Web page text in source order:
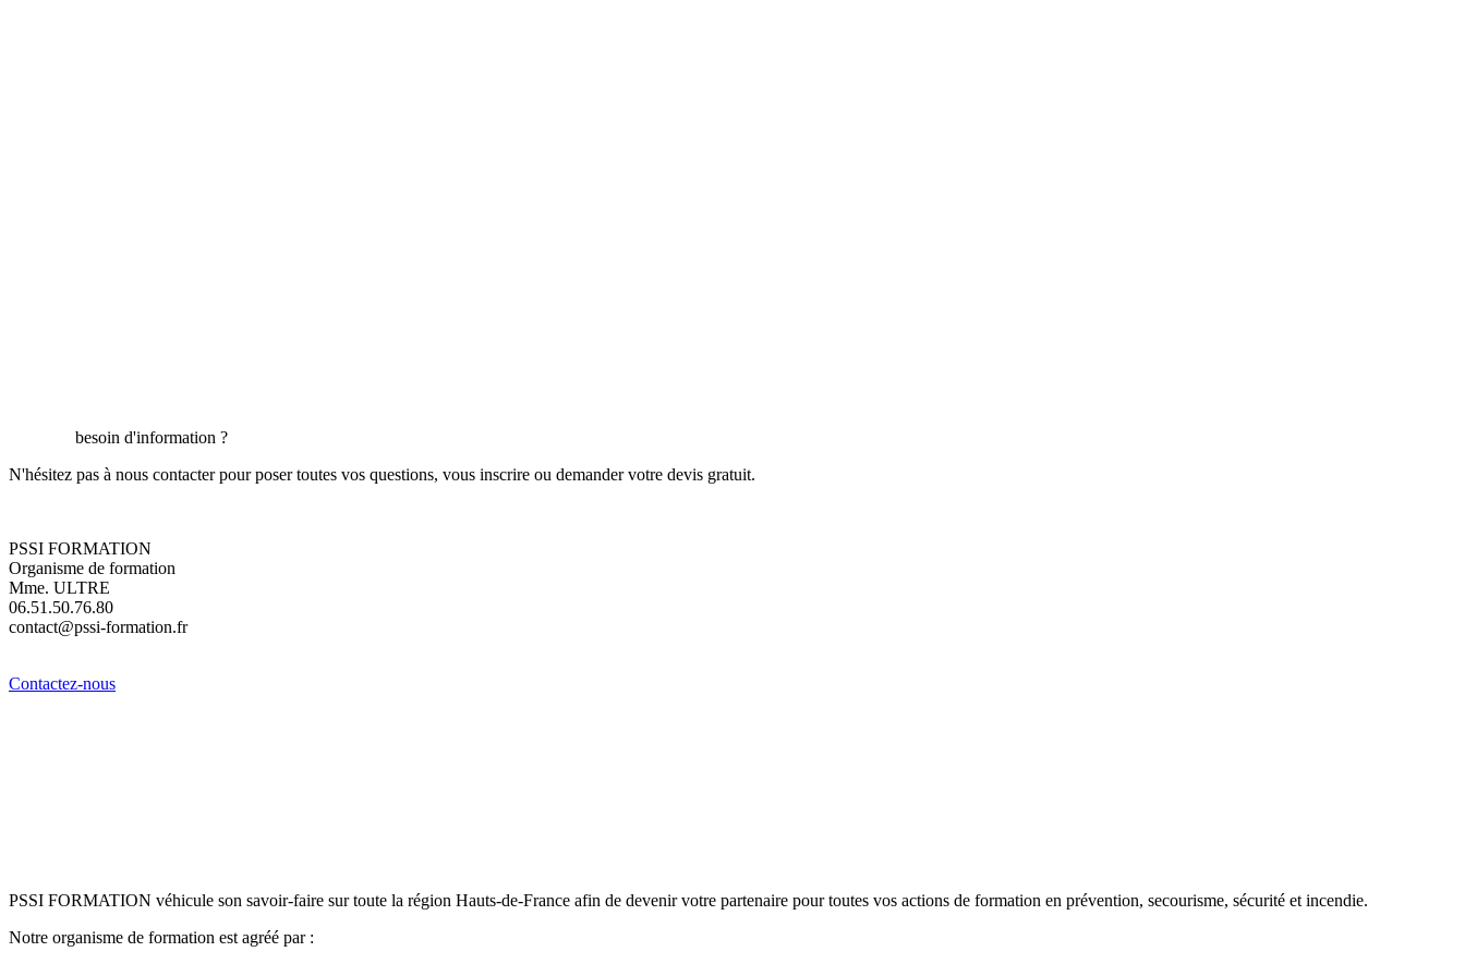
besoin d'information ?
N'hésitez pas à nous contacter pour poser toutes vos questions, vous inscrire ou demander votre devis gratuit.
PSSI FORMATION
Organisme de formation
Mme. ULTRE
06.51.50.76.80
contact@pssi-formation.fr
Contactez-nous
PSSI FORMATION véhicule son savoir-faire sur toute la région Hauts-de-France afin de devenir votre partenaire pour toutes vos actions de formation en prévention, secourisme, sécurité et incendie.
Notre organisme de formation est agréé par :